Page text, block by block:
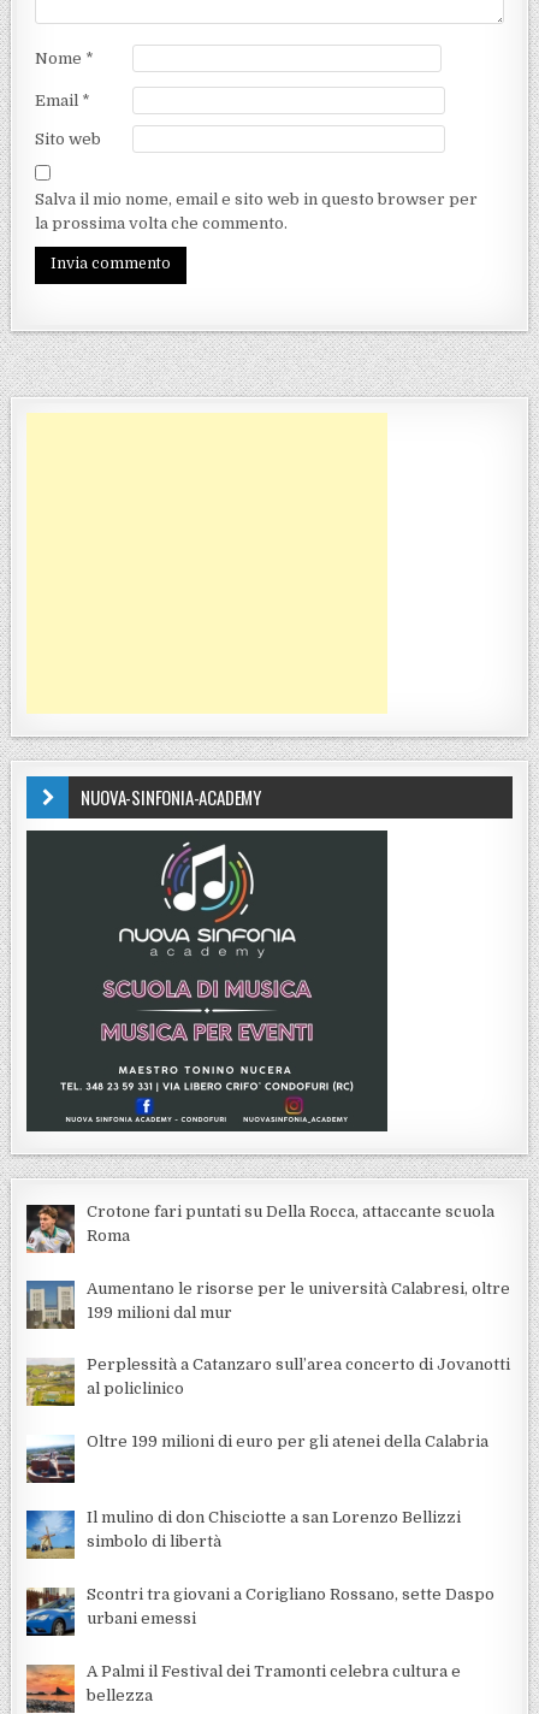
Nome *
Email *
Sito web
Salva il mio nome, email e sito web in questo browser per
la prossima volta che commento.
NUOVA-SINFONIA-ACADEMY
Crotone fari puntati su Della Rocca, attaccante scuola
Roma
Aumentano le risorse per le università Calabresi, oltre
199 milioni dal mur
Perplessità a Catanzaro sull’area concerto di Jovanotti
al policlinico
Oltre 199 milioni di euro per gli atenei della Calabria
Il mulino di don Chisciotte a san Lorenzo Bellizzi
simbolo di libertà
Scontri tra giovani a Corigliano Rossano, sette Daspo
urbani emessi
A Palmi il Festival dei Tramonti celebra cultura e
bellezza